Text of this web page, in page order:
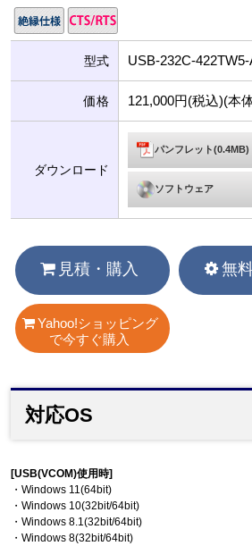
型式 USB-232C-
価格 121,000円(税込)(本
ダウンロード
パンフレット(0.4MB)
ソフトウェア
見積・購入 無
Yahoo!ショッピング
で今すぐ購入
対応OS
[USB(VCOM)使用時]
・Windows 11(64bit)
・Windows 10(32bit/64bit)
・Windows 8.1(32bit/64bit)
・Windows 8(32bit/64bit)